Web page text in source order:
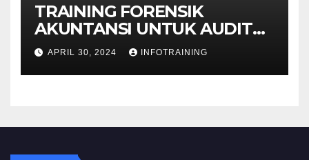
TRAINING FORENSIK
AKUNTANSI UNTUK AUDIT
INVESTIGATIF
APRIL 30, 2024 INFOTRAINING